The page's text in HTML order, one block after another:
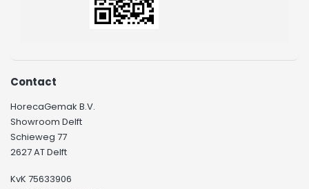
Contact
HorecaGemak B.V.
Showroom Delft
Schieweg 77
2627 AT Delft
KvK 75633906